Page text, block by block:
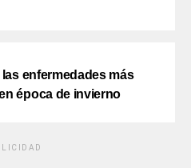
las enfermedades más
época de invierno